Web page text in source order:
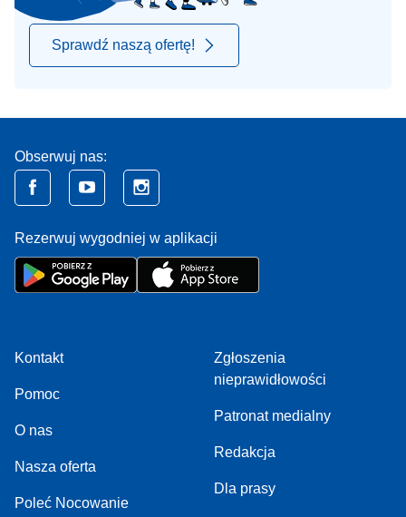
Sprawdź naszą ofertę!
Obserwuj nas:
Rezerwuj wygodniej w aplikacji
Kontakt
Pomoc
O nas
Nasza oferta
Poleć Nocowanie
Zgłoszenia
nieprawidłowości
Patronat medialny
Redakcja
Dla prasy